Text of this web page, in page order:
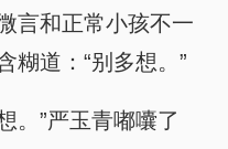
言和正常小孩不一
糊道：“别多想。”
。”严玉青嘟囔了